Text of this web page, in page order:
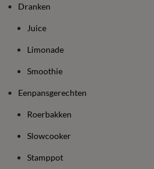
Dranken
Juice
Limonade
Smoothie
Eenpansgerechten
Roerbakken
Slowcooker
Stamppot